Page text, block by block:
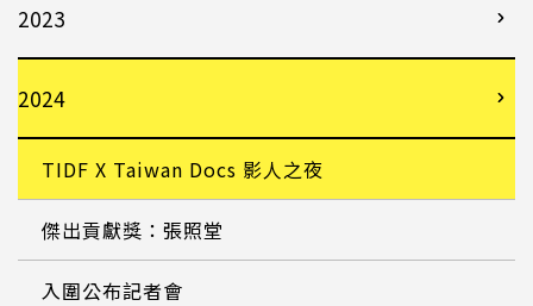
2023
2024
TIDF X Taiwan Docs 影人之夜
傑出貢獻獎：張照堂
入圍公布記者會